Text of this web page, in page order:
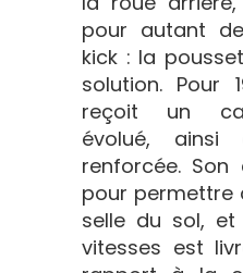
pour autant
kick : la
solution. Pour
reçoit un
évolué, ainsi
renforcée.
pour permettre
selle du sol,
vitesses est